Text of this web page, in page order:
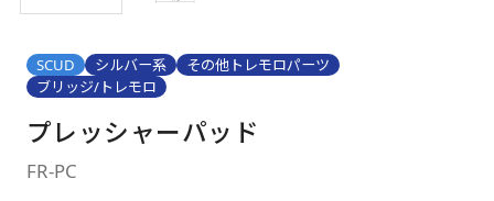
SCUD シルバー系
その他トレモロパーツ
ブリッジ/トレモロ
プレッシャーパッド
FR-PC